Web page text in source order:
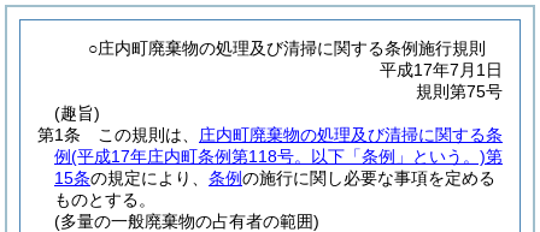
○庄内町廃棄物の処理及び清掃に関する条例施行規則
平成17年7月1日
規則第75号
(趣旨)
第1条
この規則は、 庄内町廃棄物の処理及び清掃に関する条
例(平成17年庄内町条例第118号。以下「条例」という。)第
15条の規定により、 条例の施行に関し必要な事項を定める
ものとする。
(多量の一般廃棄物の占有者の範囲)